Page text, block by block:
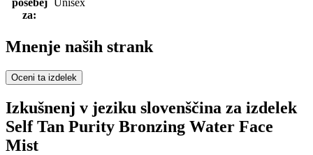
posebej
za:
Unisex
Mnenje naših strank
Oceni ta izdelek
Izkušnenj v jeziku slovenščina za izdelek
Self Tan Purity Bronzing Water Face
Mist